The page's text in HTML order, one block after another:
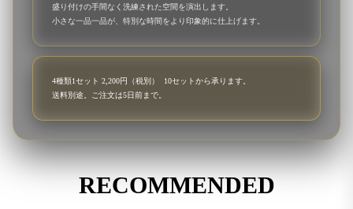
盛り付けの手間なく洗練された空間を演出します。
小さな一品一品が、特別な時間をより印象的に仕上げます。
4種類1セット 2,200円（税別） 10セットから承ります。
送料別途。ご注文は5日前まで。
RECOMMENDED